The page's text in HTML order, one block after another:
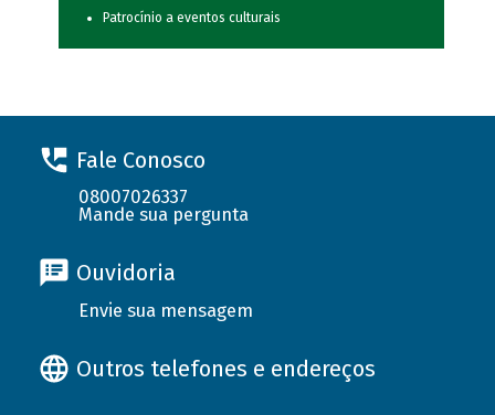
Patrocínio a eventos culturais
Fale Conosco
08007026337
Mande sua pergunta
Ouvidoria
Envie sua mensagem
Outros telefones e endereços